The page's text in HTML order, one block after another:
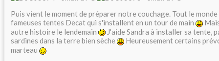
Puis vient le moment de préparer notre couchage. Tout le
fameuses tentes Decat qui s'installent en un tour de main
autre histoire le lendemain
J'aide Sandra à installer sa tente,
sardines dans la terre bien sèche
Heureusement certains
marteau